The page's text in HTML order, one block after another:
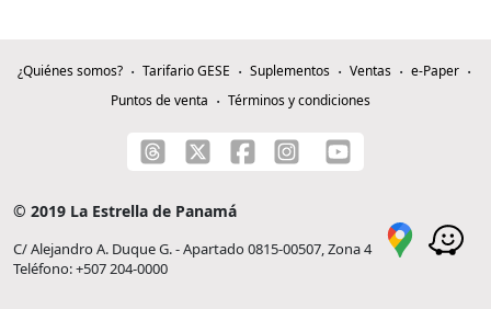
¿Quiénes somos? Tarifario GESE Suplementos Ventas
e-Paper
Puntos de venta
Términos y condiciones
© 2019 La Estrella de Panamá
C/ Alejandro A. Duque G. - Apartado 0815-00507, Zona 4
Teléfono: +507 204-0000